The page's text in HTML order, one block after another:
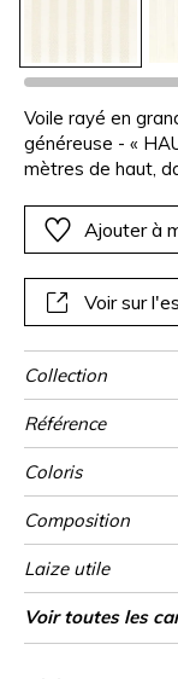
Voile rayé en
généreuse - «
mètres de haut,
épais, qui
conservant une
douces et
distingue
actuelle qui
Ajouter à
Voir sur
Collection
Référence
Coloris
Composition
Laize utile
Rétrécissement
Raccord
Sens
Poids g/m²
Usage
Entretien
Pays d'origine
Rapport
Horizontal
Rapport
Vertical
Voir toutes les